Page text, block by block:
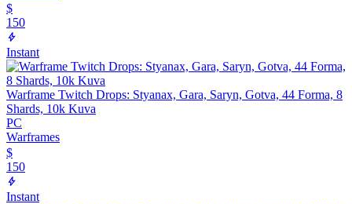
$
150
Instant
Warframe Twitch Drops: Styanax, Gara, Saryn, Gotva, 44 Forma, 8
Shards, 10k Kuva
PC
Warframes
$
150
Instant